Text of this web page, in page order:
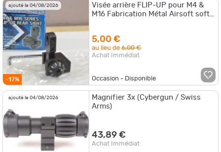
ajouté le 04/08/2026
-17%
Visée arrière FLIP-UP pour M4 &
M16 Fabrication Métal Airsoft soft
5,00 €
au lieu de6,00 €
Achat Immédiat
Occasion - Disponible
ajouté le 04/08/2026
Magnifier 3x (Cybergun / Swiss
Arms)
43,89 €
Achat Immédiat